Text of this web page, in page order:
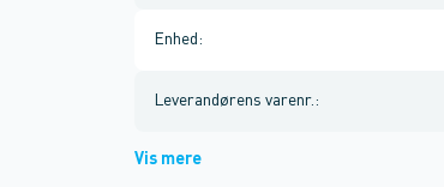
Enhed :
Leverandørens varenr. :
Vis mere